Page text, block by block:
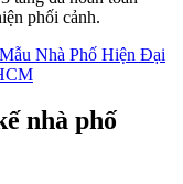
phối cảnh.
Mẫu Nhà Phố Hiện Đại
nhà phố